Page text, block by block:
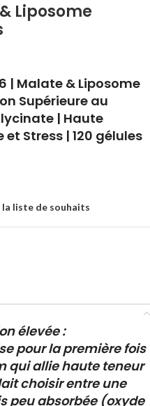
Liposome
| Malate & Liposome
Supérieure au
| Haute
Stress | 120 gélules
liste de souhaits
élevée :
pour la première fois
qui allie haute teneur
choisir entre une
peu absorbée (oxyde